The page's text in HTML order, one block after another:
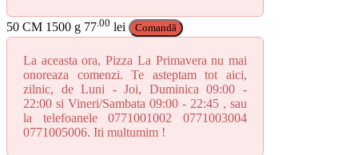
50 CM 1500 g 77 .00 lei Comandă
La aceasta ora, Pizza La Primavera nu mai
onoreaza comenzi. Te asteptam tot aici,
zilnic, de Luni - Joi, Duminica 09:00 -
22:00 si Vineri/Sambata 09:00 - 22:45 , sau
la telefoanele 0771001002 0771003004
0771005006. Iti multumim !